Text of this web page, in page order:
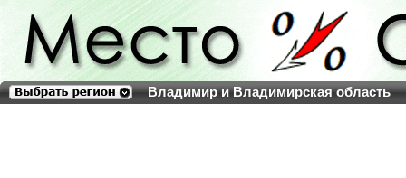
Владимир и Владимирская область